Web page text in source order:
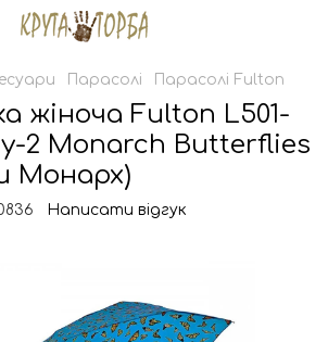
Парасолі Парасолі Fulton
жіноча Fulton L501-
2 Monarch Butterflies
Монарх)
Написати відгук